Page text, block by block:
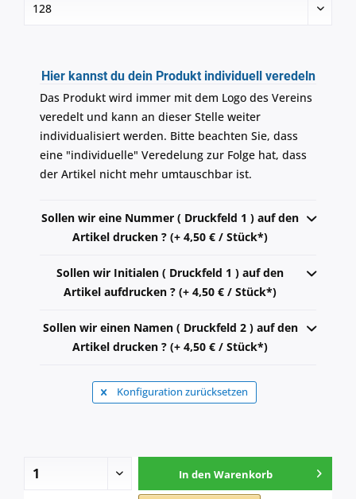
Hier kannst du dein Produkt individuell veredeln
Das Produkt wird immer mit dem Logo des Vereins
veredelt und kann an dieser Stelle weiter
individualisiert werden. Bitte beachten Sie, dass
eine "individuelle" Veredelung zur Folge hat, dass
der Artikel nicht mehr umtauschbar ist.
Sollen wir eine Nummer ( Druckfeld 1 ) auf den
Artikel drucken ? (+ 4,50 € / Stück*)
Sollen wir Initialen ( Druckfeld 1 ) auf den
Artikel aufdrucken ? (+ 4,50 € / Stück*)
Sollen wir einen Namen ( Druckfeld 2 ) auf den
Artikel drucken ? (+ 4,50 € / Stück*)
Konfiguration zurücksetzen
In den Warenkorb